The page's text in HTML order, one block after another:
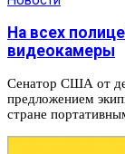
На всех
видеокамеры
Сенатор США от
предложением
стране